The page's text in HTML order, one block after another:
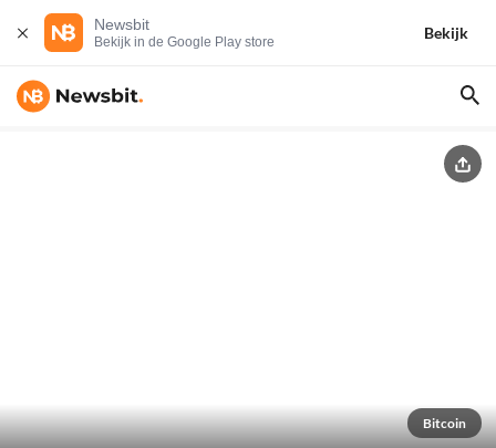
Newsbit
Bekijk in de Google Play store
Bekijk
Bitcoin